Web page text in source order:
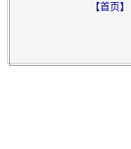
【首页】